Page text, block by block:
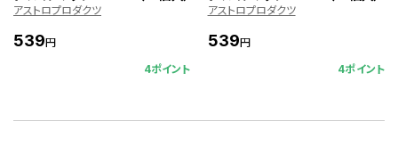
アストロプロダクツ
539円
4ポイント
アストロプロダクツ
539円
4ポイント